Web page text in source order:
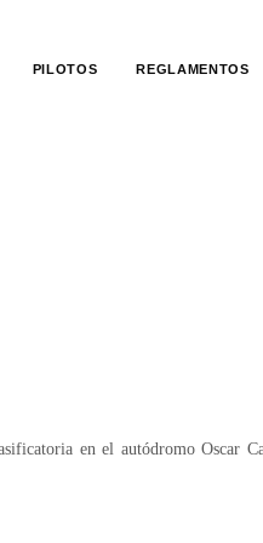
PILOTOS REGLAMENTOS
en el autódromo Oscar